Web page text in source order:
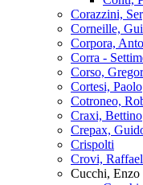
Corazzini,
Corneille,
Corpora,
Corra -
Corso,
Cortesi, Paolo
Cotroneo,
Craxi, Bettino
Crepax,
Crispolti
Crovi,
Cucchi, Enzo